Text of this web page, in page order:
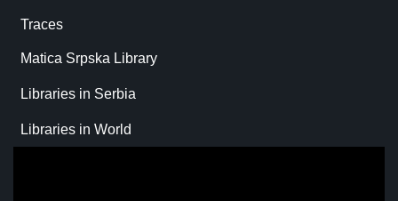
Traces
Matica Srpska Library
Libraries in Serbia
Libraries in World